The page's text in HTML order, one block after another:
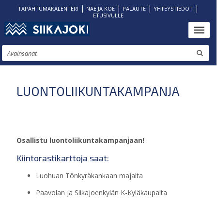
Hyppää
pääsisältöön
TAPAHTUMAKALENTERI | NÄE JA KOE| PALAUTE| YHTEYSTIEDOT|
ETUSIVULLE
Etsi
LUONTOLIIKUNTAKAMPANJA
Osallistu luontoliikuntakampanjaan!
Kiintorastikarttoja saat:
Luohuan Tönkyräkankaan majalta
Paavolan ja Siikajoenkylän K-Kyläkaupalta